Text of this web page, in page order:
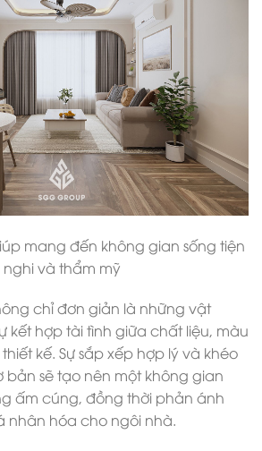
mang đến không gian sống tiện
nghi và thẩm mỹ
chỉ đơn giản là những vật
kết hợp tài tình giữa chất liệu, màu
kế. Sự sắp xếp hợp lý và khéo
bản sẽ tạo nên một không gian
ấm cúng, đồng thời phản ánh
nhân hóa cho ngôi nhà.